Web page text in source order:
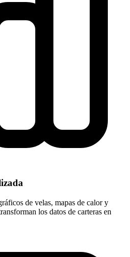
de velas, mapas de calor y
los datos de carteras en